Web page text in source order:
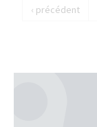
‹ précédent